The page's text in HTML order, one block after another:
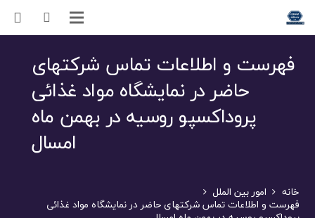
فهرست و اطلاعات تماس شرکتهای
حاضر در نمایشگاه مواد غذائی
پروداکسپو روسیه در بهمن ماه
امسال
خانه امور بین الملل
فهرست و اطلاعات تماس شرکتهای حاضر در نمایشگاه مواد غذائی